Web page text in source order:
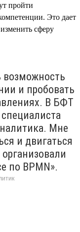
пройти
Это дает
сферу
возможность
и пробовать
В БФТ
Мне
и двигаться
по BPMN».